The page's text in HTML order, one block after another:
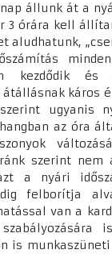
állunk át a
3 órára kell
aludhatunk,
kezdődik és
átállásnak káros
ugyanis
az óra
szerint nem
a nyári
felborítja
van a
is